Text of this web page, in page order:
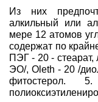
Из них
алкильный или
мере 12 атомов
содержат по
ПЭГ - 20 - стеарат,
ЭО/, Oleth - 20 /
фитостерол.